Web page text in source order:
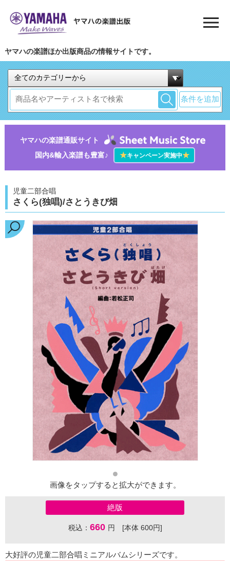
ヤマハの楽譜ほか出版商品の情報サイトです。
条件を追加
ヤマハの楽譜通販サイト
国内&輸入楽譜も豊富♪
★キャンペーン実施中★
児童二部合唱
さくら(独唱)/さとうきび畑
画像をタップすると拡大ができます。
絶版
税込： 660 円 [本体 600円]
大好評の児童二部合唱ミニアルバムシリーズです。